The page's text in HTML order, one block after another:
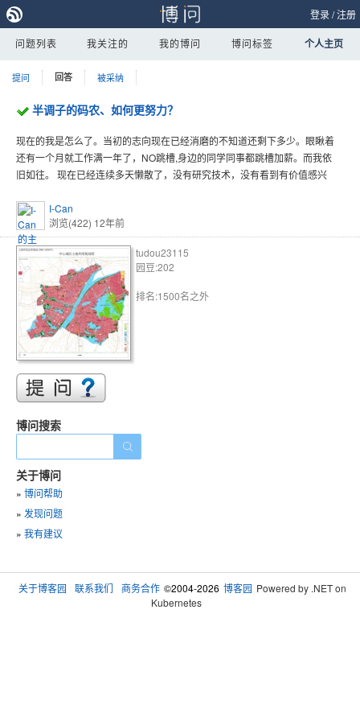
登录/注册
问题列表 我关注的 我的博问 博问标签 个人主页
提问 回答 被采纳
半调子的码农、如何更努力？
现在的我是怎么了。当初的志向现在已经消磨的不知道还剩下多少。眼瞅着
还有一个月就工作满一年了，NO跳槽,身边的同学同事都跳槽加薪。而我依
旧如往。 现在已经连续多天懒散了，没有研究技术，没有看到有价值感兴
I-Can
浏览(422) 12年前
tudou23115
园豆:202
排名:1500名之外
博问搜索
关于博问
» 博问帮助
» 发现问题
» 我有建议
关于博客园 联系我们 商务合作 ©2004-2026 博客园 Powered by .NET on
Kubernetes